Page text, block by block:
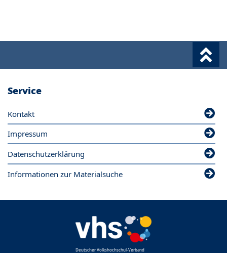
Service
Kontakt
Impressum
Datenschutzerklärung
Informationen zur Materialsuche
Deutscher Volkshochschul-Verband